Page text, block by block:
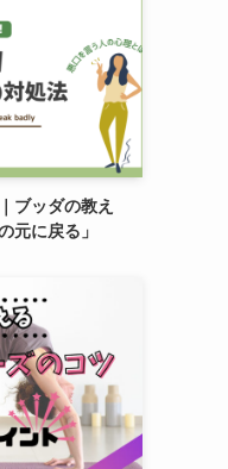
ブッダの教え
元に戻る」